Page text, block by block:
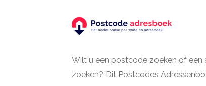
Wilt u een postcode zoeken of een
zoeken? Dit Postcodes